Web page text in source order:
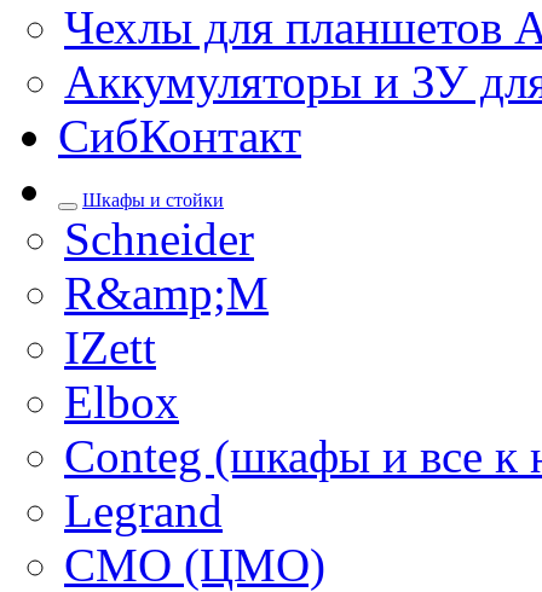
Чехлы для планшетов
Аккумуляторы и ЗУ
СибКонтакт
Шкафы и стойки
Schneider
R&amp;M
IZett
Elbox
Conteg (шкафы и все к
Legrand
CMO (ЦМО)